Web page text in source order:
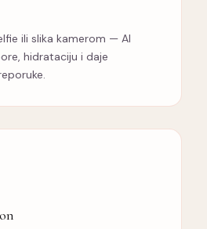
ili slika kamerom — AI
hidrataciju i daje